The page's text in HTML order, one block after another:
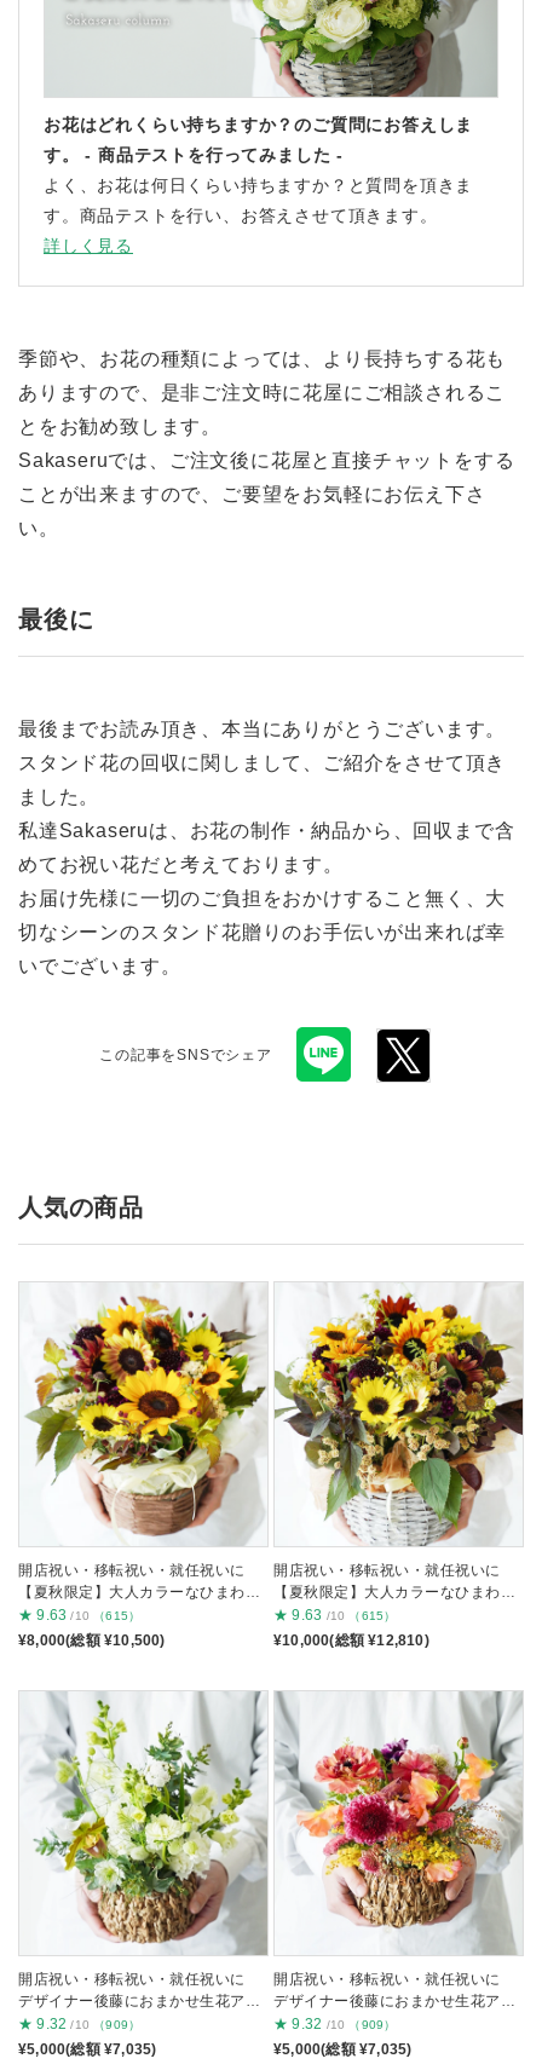
お花はどれくらい持ちますか？のご質問にお答えしま
す。 - 商品テストを行ってみました -
よく、お花は何日くらい持ちますか？と質問を頂きま
す。商品テストを行い、お答えさせて頂きます。
詳しく見る
季節や、お花の種類によっては、より長持ちする花も
ありますので、是非ご注文時に花屋にご相談されるこ
とをお勧め致します。
Sakaseruでは、ご注文後に花屋と直接チャットをする
ことが出来ますので、ご要望をお気軽にお伝え下さ
い。
最後に
最後までお読み頂き、本当にありがとうございます。
スタンド花の回収に関しまして、ご紹介をさせて頂き
ました。
私達Sakaseruは、お花の制作・納品から、回収まで含
めてお祝い花だと考えております。
お届け先様に一切のご負担をおかけすること無く、大
切なシーンのスタンド花贈りのお手伝いが出来れば幸
いでございます。
この記事をSNSでシェア
人気の商品
開店祝い・移転祝い・就任祝いに
【夏秋限定】大人カラーなひまわり
の生花アレンジ S
★ 9.63 /10 （615）
¥8,000(総額 ¥10,500)
開店祝い・移転祝い・就任祝いに
【夏秋限定】大人カラーなひまわり
の生花アレンジ M
★ 9.63 /10 （615）
¥10,000(総額 ¥12,810)
開店祝い・移転祝い・就任祝いに
デザイナー後藤におまかせ生花アレ
ンジ 白グリーンSS
★ 9.32 /10 （909）
¥5,000(総額 ¥7,035)
開店祝い・移転祝い・就任祝いに
デザイナー後藤におまかせ生花アレ
ンジ 色ミックスSS
★ 9.32 /10 （909）
¥5,000(総額 ¥7,035)